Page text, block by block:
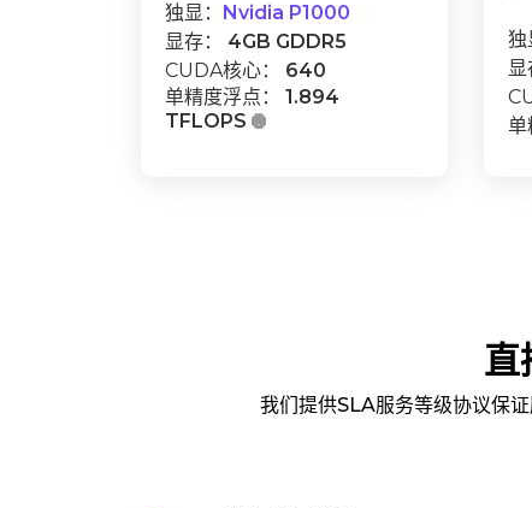
独显： Nvidia P1000
显存： 4GB GDDR5
CUDA核心： 640
单精度浮点： 1.894
TFLOPS 
独
显
单
直
我们提供SLA服务等级协议保